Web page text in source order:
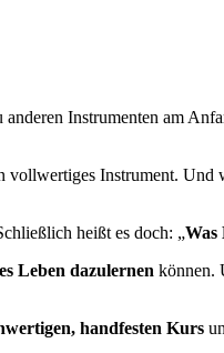
Instrumenten am
Instrument. Und
heißt es doch: „Was
Leben dazulernen können.
handfesten Kurs